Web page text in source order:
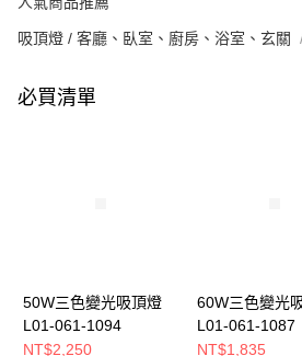
吸頂燈 / 客廳、臥室、廚房、浴室、玄關
必買清單
50W三色變光吸頂燈
L01-061-1094
NT$2,250
60W三色變光
L01-061-1087
NT$1,835